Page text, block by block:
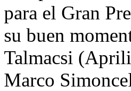
para el Gran
su buen
Talmacsi
Marco